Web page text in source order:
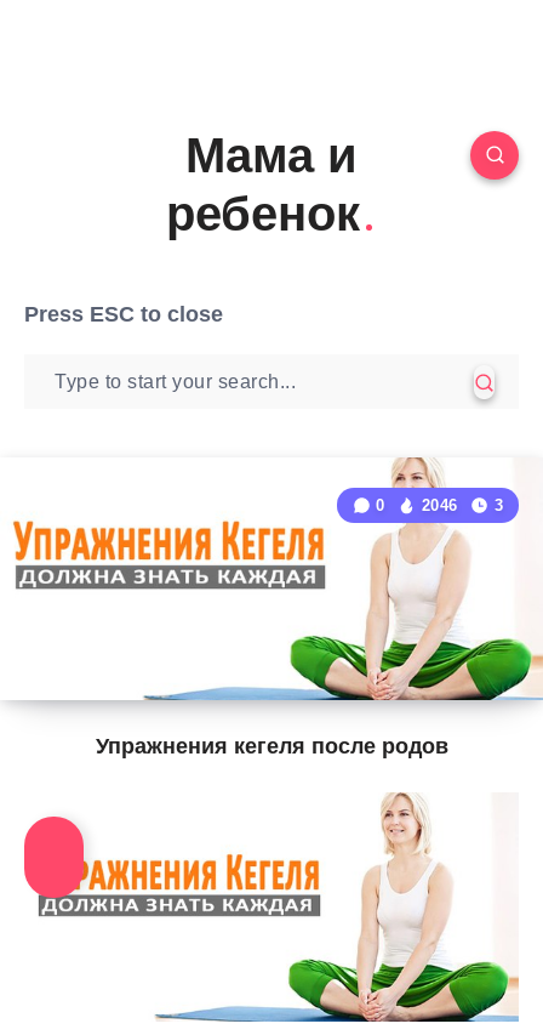
Мама и
ребенок
Press ESC to close
Упражнения кегеля после родов
0 2046 3